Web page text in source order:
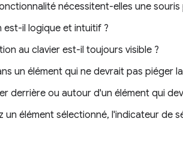
nécessitent-elles une
est-il logique et intuitif ?
au clavier est-il toujours visible ?
un élément qui ne devrait pas piéger
derrière ou autour d'un élément qui
un élément sélectionné, l'indicateur de